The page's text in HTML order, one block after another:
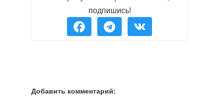
подпишись!
Добавить комментарий: